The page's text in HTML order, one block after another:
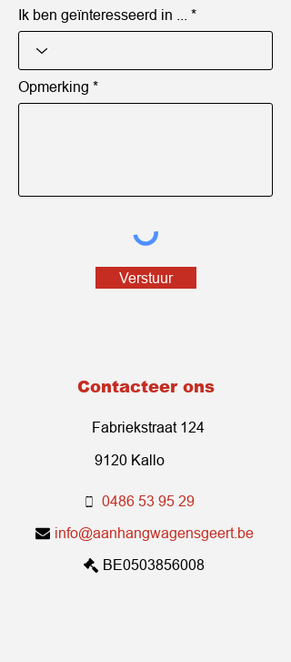
Ik ben geïnteresseerd in ...
Opmerking
Verstuur
Contacteer ons
Fabriekstraat 124
9120 Kallo
0486 53 95 29
info@aanhangwagensgeert.be
BE0503856008